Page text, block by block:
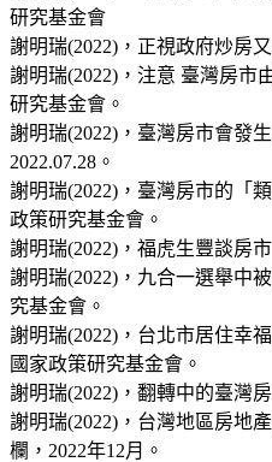
研究基金會
謝明瑞(2022)，正視政府炒房
謝明瑞(2022)，注意 臺灣房市
研究基金會。
謝明瑞(2022)，臺灣房市會發
2022.07.28。
謝明瑞(2022)，臺灣房市的「
政策研究基金會。
謝明瑞(2022)，福虎生豐談房
謝明瑞(2022)，九合一選舉中
究基金會。
謝明瑞(2022)，台北市居住幸
國家政策研究基金會。
謝明瑞(2022)，翻轉中的臺灣
謝明瑞(2022)，台灣地區房地
欄，2022年12月。